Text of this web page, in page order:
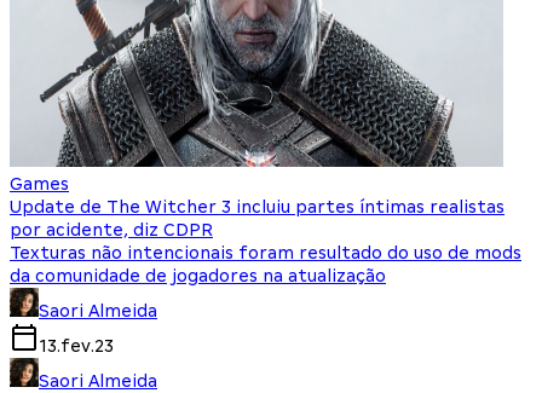
Games
Update de The Witcher 3 incluiu partes íntimas realistas
por acidente, diz CDPR
Texturas não intencionais foram resultado do uso de mods
da comunidade de jogadores na atualização
Saori Almeida
13.fev.23
Saori Almeida